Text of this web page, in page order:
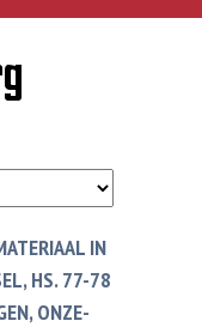
IN
HS. 77-78
ONZE-